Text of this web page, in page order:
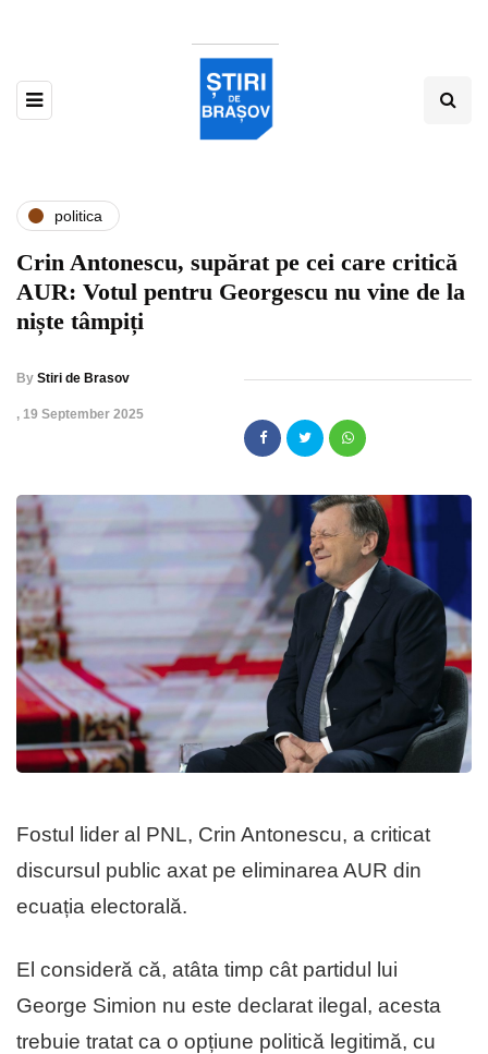
politica
Crin Antonescu, supărat pe cei care critică
AUR: Votul pentru Georgescu nu vine de la
niște tâmpiți
By Stiri de Brasov
, 19 September 2025
Fostul lider al PNL, Crin Antonescu, a criticat
discursul public axat pe eliminarea AUR din
ecuația electorală.
El consideră că, atâta timp cât partidul lui
George Simion nu este declarat ilegal, acesta
trebuie tratat ca o opțiune politică legitimă, cu